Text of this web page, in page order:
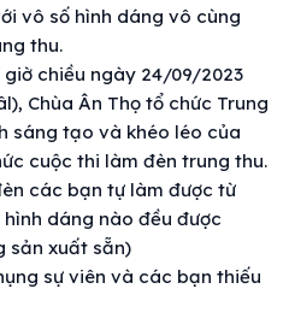
vô số hình dáng vô cùng
thu.
chiều ngày 24/09/2023
Chùa Ân Thọ tổ chức Trung
sáng tạo và khéo léo của
cuộc thi làm đèn trung thu.
các bạn tự làm được từ
dáng nào đều được
sản xuất sẵn)
sự viên và các bạn thiếu